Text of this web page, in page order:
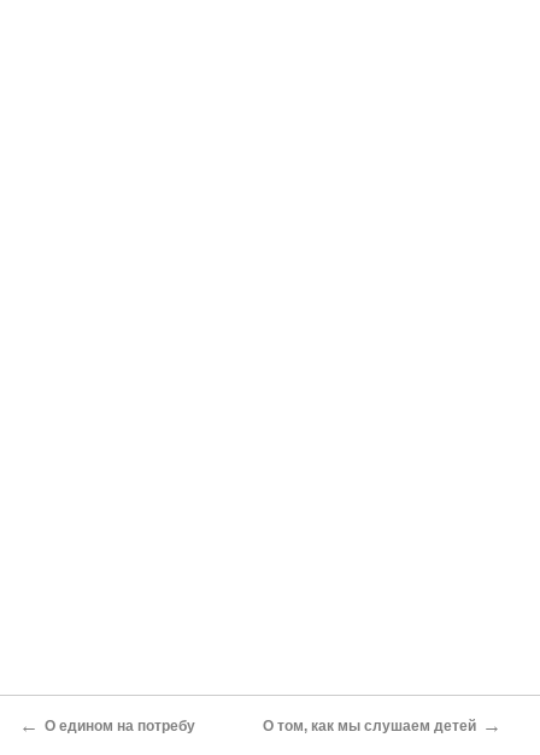
← О едином на потребу О том, как мы слушаем детей →